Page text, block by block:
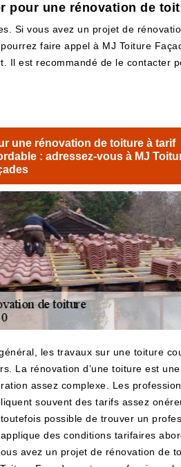
pour une rénovation de
Si vous avez un projet de
faire appel à MJ Toiture
Il est recommandé de le contacter
une rénovation de toiture à tarif
: adressez-vous à MJ
les travaux sur une toiture
La rénovation d’une toiture est une
assez complexe. Les
souvent des tarifs assez
possible de trouver un
des conditions tarifaires
avez un projet de rénovation de